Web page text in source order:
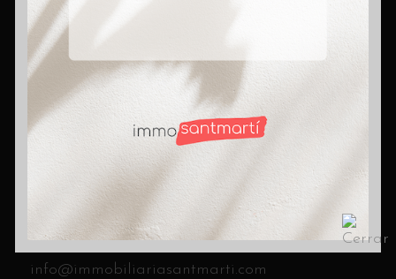
+ 14 Años Vendiendo Hogares. Honestidad,
compromiso y pasión. Rompemos mitos,
porque aquí somos agentes con corazón.
C/ Cantabria 8 (esquina C/ Andrade)
info@immobiliariasantmarti.com